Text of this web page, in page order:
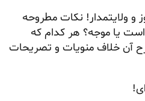
و ولایتمدار! نکات مطروحه
یا موجه؟ هر کدام که
آن خلاف منویات و تصریحات